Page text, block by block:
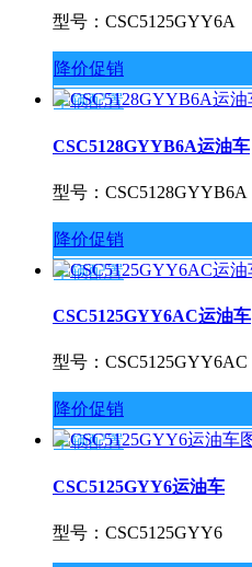
型号：CSC5125GYY6A
降价促销
车辆配置
CSC5128GYYB6A运油车
型号：CSC5128GYYB6A
降价促销
车辆配置
CSC5125GYY6AC运油车
型号：CSC5125GYY6AC
降价促销
车辆配置
CSC5125GYY6运油车
型号：CSC5125GYY6